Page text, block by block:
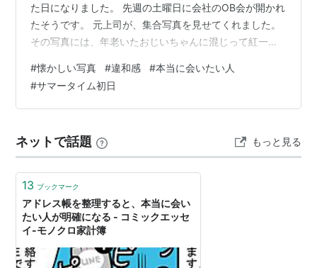
た日になりました。 先週の土曜日に会社のOB会が開かれ
たそうです。 元上司が、集合写真を見せてくれました。
その写真には、年老いたおじいちゃんに混じって紅一点
ある違和感を覚えました。 現業部門の方が誰一人と写っ
ていません。 暑い夏、寒い冬、雪の日とか豪雨の日も現
場で一生懸命働いた 仲間とか先輩がいないのです。 みん
す。 なので気持ちが少しわかります。 会社のOB会に行
って、以前の上司にお世…
#懐かしい写真 #違和感 #本当に会いたい人
#サマータイム初日
ネットで話題 もっと見る
13 ブックマーク
アドレス帳を整理すると、本当に会い
たい人が明確になる - コミックエッセ
イ-モノクロ家計簿